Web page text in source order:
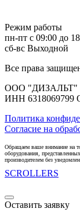
Режим работы
пн-пт с 09:00 до
сб-вс Выходной
Все права
ООО "ДИЗАЛЬТ"
ИНН 6318069799
Политика
Согласие на
Обращаем ваше внимание на
оборудования,
производителем без
SCROLLERS
Оставить заявку